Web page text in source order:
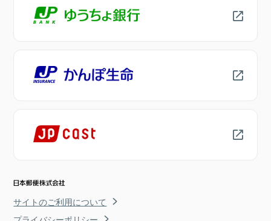
サイトのご利用について